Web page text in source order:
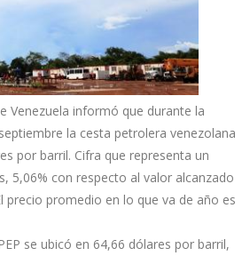
Venezuela informó que durante la
la cesta petrolera venezolana
por barril. Cifra que representa un
5,06% con respecto al valor alcanzado
precio promedio en lo que va de año es
se ubicó en 64,66 dólares por barril,